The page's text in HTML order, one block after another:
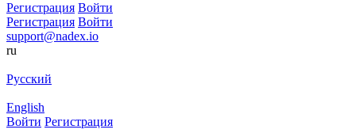
Регистрация Войти
Регистрация Войти
support@nadex.io
ru
Русский
English
Войти Регистрация